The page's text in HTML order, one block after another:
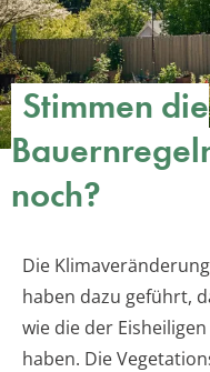
Stimmen die
noch?
Die
haben dazu geführt,
wie die der
haben. Die